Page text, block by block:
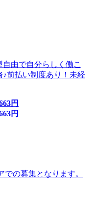
自由で自分らしく働こ
前払い制度あり！未経
円
円
の募集となります。